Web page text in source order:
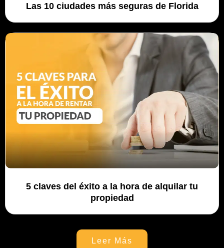
Las 10 ciudades más seguras de Florida
5 claves del éxito a la hora de alquilar tu
propiedad
Leer Más